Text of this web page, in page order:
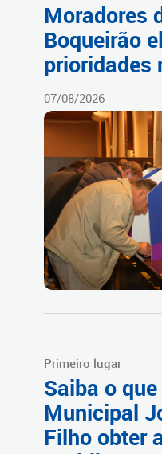
Moradores
Boqueirão
prioridades
07/08/2026
Primeiro lugar
Saiba o
Municipal
Filho obter